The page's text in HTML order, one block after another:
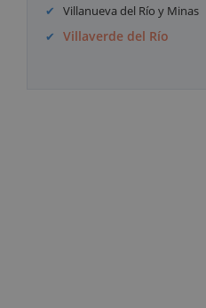
Villanueva del Río y Minas
Villaverde del Río